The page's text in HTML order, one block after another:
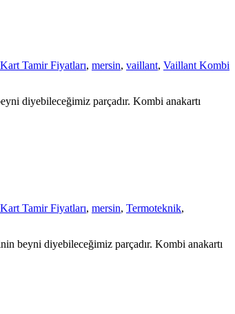
Tamir Fiyatları, mersin, vaillant, Vaillant Kombi
diyebileceğimiz parçadır. Kombi anakartı
Tamir Fiyatları, mersin, Termoteknik,
beyni diyebileceğimiz parçadır. Kombi anakartı